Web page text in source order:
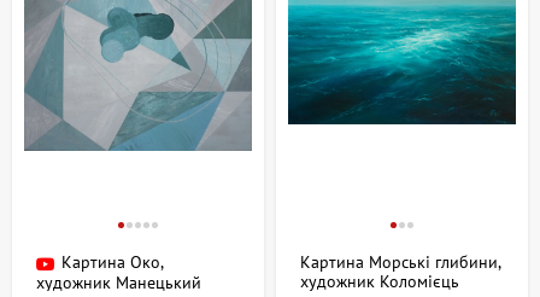
Картина Око,
художник Манецький
Картина Морські глибини,
художник Коломієць